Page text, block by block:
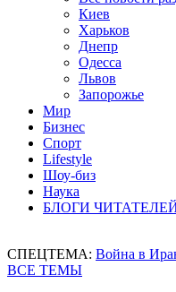
Киев
Харьков
Днепр
Одесса
Львов
Запорожье
Мир
Бизнес
Спорт
Lifestyle
Шоу-биз
Наука
БЛОГИ
СПЕЦТЕМА: Война в
ВСЕ ТЕМЫ